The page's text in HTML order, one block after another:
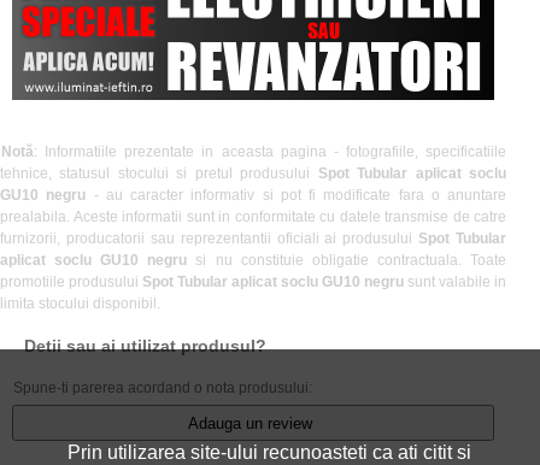
Notă: Informatiile prezentate in aceasta pagina - fotografiile, specificatiile
tehnice, statusul stocului si pretul produsului Spot Tubular aplicat soclu
GU10 negru - au caracter informativ si pot fi modificate fara o anuntare
prealabila. Aceste informatii sunt in conformitate cu datele transmise de catre
furnizorii, producatorii sau reprezentantii oficiali ai produsului Spot Tubular
aplicat soclu GU10 negru si nu constituie obligatie contractuala. Toate
promotiile produsului Spot Tubular aplicat soclu GU10 negru sunt valabile in
limita stocului disponibil.
Detii sau ai utilizat produsul?
Spune-ti parerea acordand o nota produsului:
Adauga un review
Prin utilizarea site-ului recunoasteti ca ati citit si